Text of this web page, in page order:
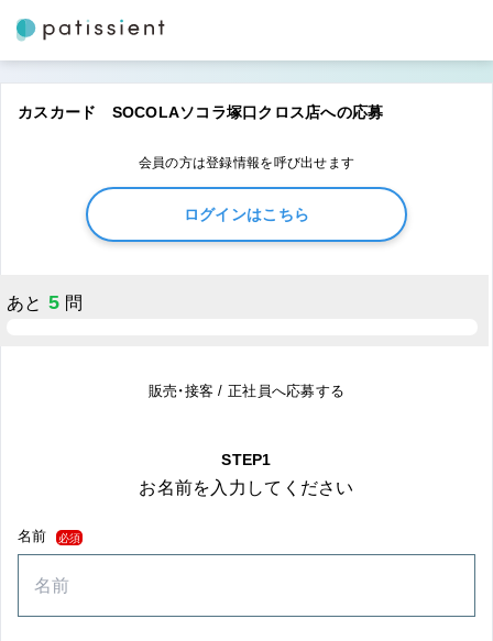
カスカード SOCOLAソコラ塚口クロス店への応募
会員の方は登録情報を呼び出せます
ログインはこちら
あと 5 問
販売・接客 / 正社員へ応募する
STEP1
お名前を入力してください
名前 必須